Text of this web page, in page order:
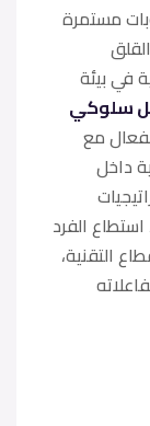
مستمرة
في بيئة
سلوكي
مع
داخل
الفرد
التقنية،